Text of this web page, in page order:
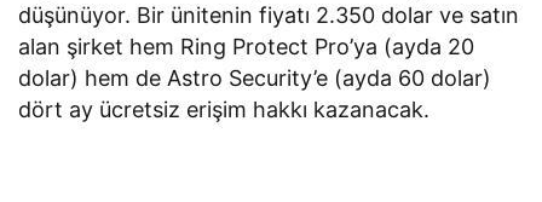
düşünüyor. Bir ünitenin fiyatı 2.350 dolar ve satın
alan şirket hem Ring Protect Pro’ya (ayda 20
dolar) hem de Astro Security’e (ayda 60 dolar)
dört ay ücretsiz erişim hakkı kazanacak.